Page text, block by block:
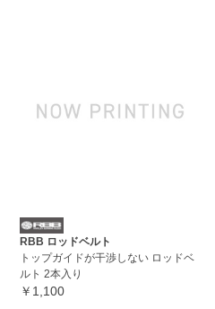
RBB ロッドベルト
トップガイドが干渉しない ロッドベ
ルト 2本入り
￥1,100